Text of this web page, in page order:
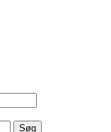
Søg